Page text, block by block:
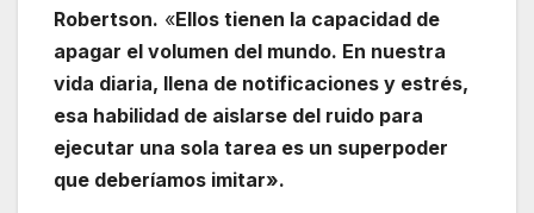
Robertson. «Ellos tienen la capacidad de
apagar el volumen del mundo. En nuestra
vida diaria, llena de notificaciones y estrés,
esa habilidad de aislarse del ruido para
ejecutar una sola tarea es un superpoder
que deberíamos imitar».